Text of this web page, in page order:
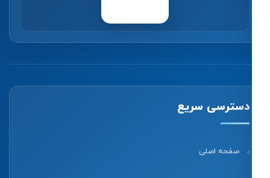
دسترسی سریع
صفحه اصلی